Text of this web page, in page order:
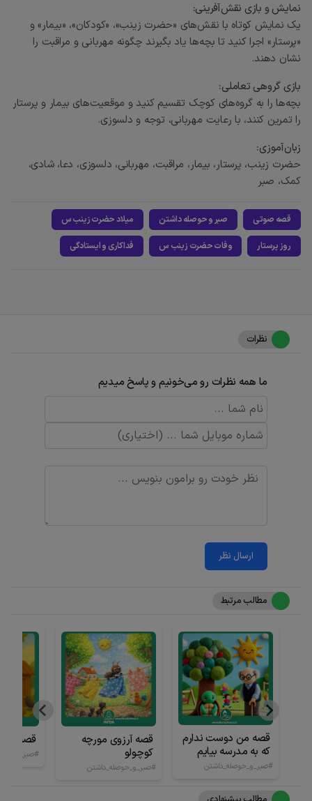
نمایش و بازی نقش‌آفرینی:
یک نمایش کوتاه با نقش‌های «حضرت زینب»، «کودکان»، «بیمار» و
«پرستار» اجرا کنید تا بچه‌ها یاد بگیرند چگونه مهربانی و مراقبت را
نشان دهند.
بازی گروهی تعاملی:
بچه‌ها را به گروه‌های کوچک تقسیم کنید و موقعیت‌های بیمار و پرستار
را تمرین کنند، با رعایت مهربانی، توجه و دلسوزی.
زبان‌آموزی:
حضرت زینب، پرستار، بیمار، مراقبت، مهربانی، دلسوزی، دعا، شادی،
کمک، صبر
قصه صوتی صبر و حوصله داشتن میلاد حضرت زینب س
روز پرستار وفات حضرت زینب س فداکاری و ایستادگی
نظرات
ما همه نظرات رو می‌خونیم و پاسخ میدیم
ارسال نظر
مطالب مرتبط
قصه من دوست ندارم
که به مدرسه بیایم
#صبر_و_حوصله_داشتن
قصه آرزوی مورچه
کوچولو
#صبر_و_حوصله_داشتن
قصه